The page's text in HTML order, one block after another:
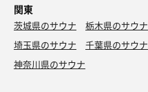
関東
茨城県のサウナ 栃木県のサウナ
埼玉県のサウナ
千葉県のサウナ
神奈川県のサウナ